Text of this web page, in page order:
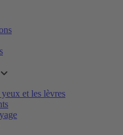
et les lèvres